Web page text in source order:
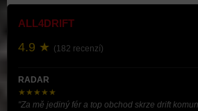
ALL4DRIFT
4.9 ★ (182 recenzí)
RADAR
★★★★★
"Za mě jediný fér a top obchod skrze drift